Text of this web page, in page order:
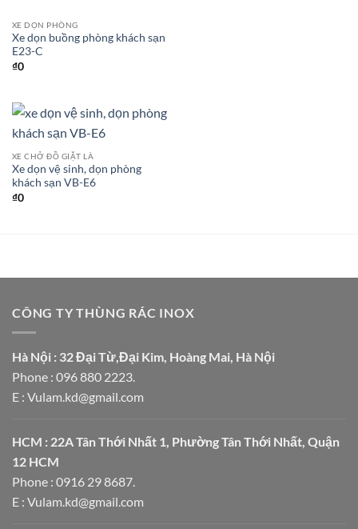
XE DỌN PHÒNG
Xe dọn buồng phòng khách sạn
E23-C
₫0
XE CHỞ ĐỒ GIẶT LÀ
Xe dọn vệ sinh, dọn phòng
khách sạn VB-E6
₫0
CÔNG TY THÙNG RÁC INOX
Hà Nội : 32 Đại Từ,Đại Kim, Hoàng Mai, Hà Nội
Phone : 096 880 2223.
E : Vulam.kd@gmail.com
HCM : 22A Tân Thới Nhất 1, Phường Tân Thới Nhất, Quận
12 HCM
Phone : 0916 29 8687.
E : Vulam.kd@gmail.com